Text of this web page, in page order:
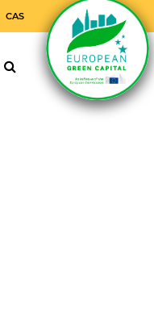
CAS